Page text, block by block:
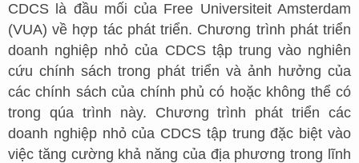
CDCS là đầu mối của Free Universiteit Amsterdam
(VUA) về hợp tác phát triển. Chương trình phát triển
doanh nghiệp nhỏ của CDCS tập trung vào nghiên
cứu chính sách trong phát triển và ảnh hưởng của
các chính sách của chính phủ có hoặc không thể có
trong qúa trình này. Chương trình phát triển các
doanh nghiệp nhỏ của CDCS tập trung đặc biệt vào
việc tăng cường khả năng của địa phương trong lĩnh